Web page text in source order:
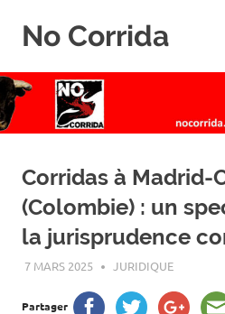
No Corrida
de
la
corrida
Corridas à Madrid-
(Colombie) : un
la jurisprudence
7 MARS 2025 ROGER LAHANA
JURIDIQUE
Partager